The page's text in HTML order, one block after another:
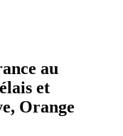
au
et
Orange